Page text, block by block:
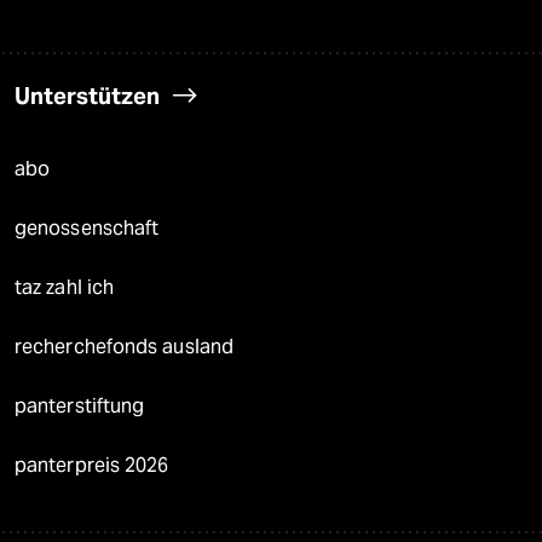
Unterstützen
abo
genossenschaft
taz zahl ich
recherchefonds ausland
panterstiftung
panterpreis 2026